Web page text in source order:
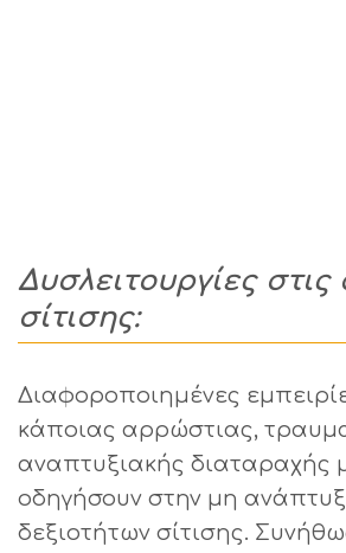
Δυσλειτουργίες στις
σίτισης:
Διαφοροποιημένες
κάποιας αρρώστιας,
αναπτυξιακής διαταραχής
οδηγήσουν στην μη
δεξιοτήτων σίτισης.